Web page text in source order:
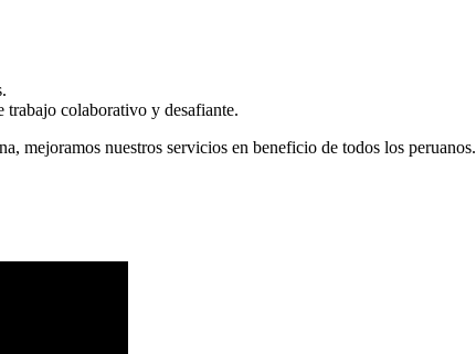
trabajo colaborativo y desafiante.
mejoramos nuestros servicios en beneficio de todos los peruanos.